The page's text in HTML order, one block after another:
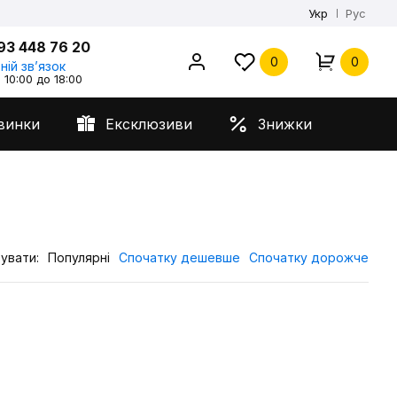
Укр Рус
448 76 20
звʼязок
до 18:00
0 0
Ексклюзиви Знижки
Популярні Спочатку дешевше Спочатку дорожче